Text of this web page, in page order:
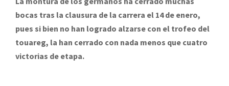
bocas tras la clausura de la carrera el 14 de enero,
pues si bien no han logrado alzarse con el trofeo del
touareg, la han cerrado con nada menos que cuatro
victorias de etapa.